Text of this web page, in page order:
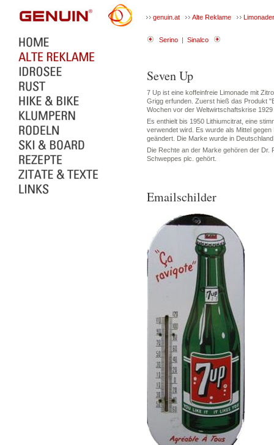
genuin.at Alte Reklame
Serino | Sinalco
Seven Up
7 Up ist eine koffeinfreie Limonade mit
Grigg erfunden. Zuerst hieß das Produkt
Wochen vor der Weltwirtschaftskrise
Es enthielt bis 1950 Lithiumcitrat, eine
verwendet wird. Es wurde als Mittel
geändert. Die Marke wurde in
Die Rechte an der Marke gehören der
Schweppes plc. gehört.
Emailschilder